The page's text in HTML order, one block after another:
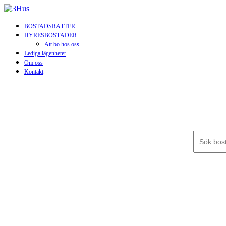
BOSTADSRÄTTER
HYRESBOSTÄDER
Att bo hos oss
Lediga lägenheter
Om oss
Kontakt